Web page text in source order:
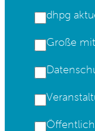
dhpg
Große